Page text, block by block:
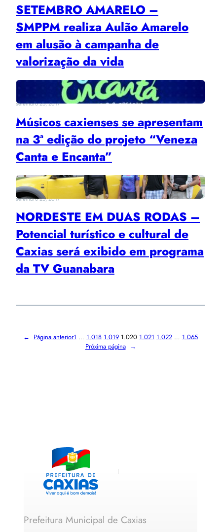
SETEMBRO AMARELO –
SMPPM realiza Aulão Amarelo
em alusão à campanha de
valorização da vida
setembro 25, 2017
Músicos caxienses se apresentam
na 3ª edição do projeto “Veneza
Canta e Encanta”
setembro 25, 2017
NORDESTE EM DUAS RODAS –
Potencial turístico e cultural de
Caxias será exibido em programa
da TV Guanabara
← Página anterior1 … 1.018 1.019 1.020 1.021 1.022 … 1.065
Próxima página →
Prefeitura Municipal de Caxias